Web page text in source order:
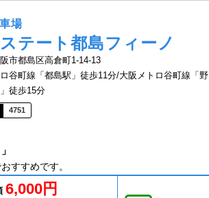
場
テート都島フィーノ
市都島区高倉町1-14-13
谷町線「都島駅」徒歩11分/大阪メトロ谷町線「野
徒歩15分
4751
すすめです。
6,000円